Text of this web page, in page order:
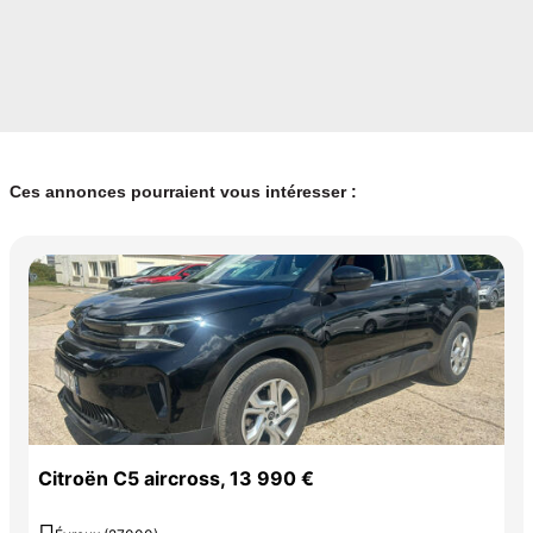
Ces annonces pourraient vous intéresser :
Citroën C5 aircross, 13 990 €